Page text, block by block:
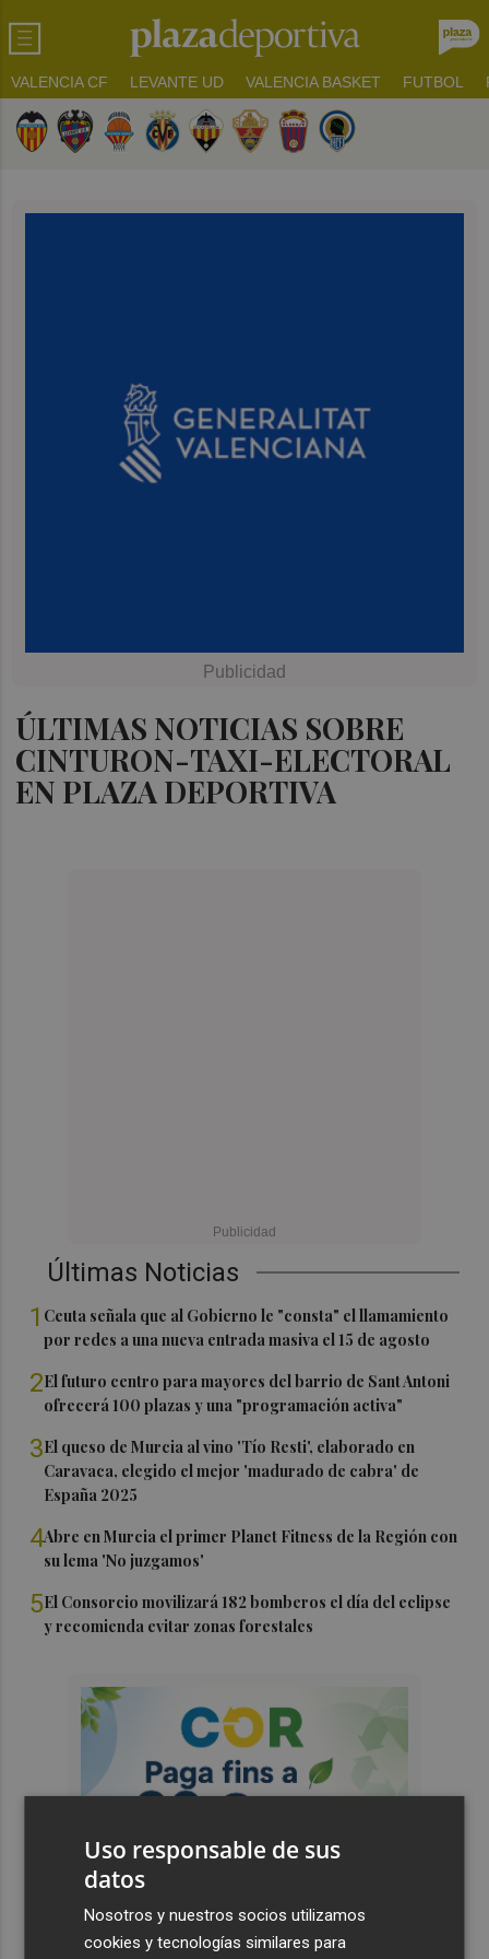
VALENCIA CF LEVANTE UD VALENCIA BASKET FUTBOL
ÚLTIMAS NOTICIAS SOBRE
CINTURON-TAXI-ELECTORAL
EN PLAZA DEPORTIVA
Últimas Noticias
1 Ceuta señala que al Gobierno le "consta" el llamamiento
por redes a una nueva entrada masiva el 15 de agosto
2El futuro centro para mayores del barrio de Sant Antoni
ofrecerá 100 plazas y una "programación activa"
3El queso de Murcia al vino 'Tío Resti', elaborado en
Caravaca, elegido el mejor 'madurado de cabra' de
España 2025
4Abre en Murcia el primer Planet Fitness de la Región con
su lema 'No juzgamos'
5El Consorcio movilizará 182 bomberos el día del eclipse
y recomienda evitar zonas forestales
Uso responsable de sus
datos
Nosotros y nuestros socios utilizamos
cookies y tecnologías similares para